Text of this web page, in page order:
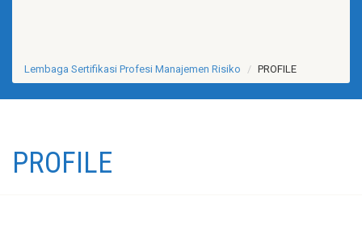
Lembaga Sertifikasi Profesi Manajemen Risiko PROFILE
PROFILE